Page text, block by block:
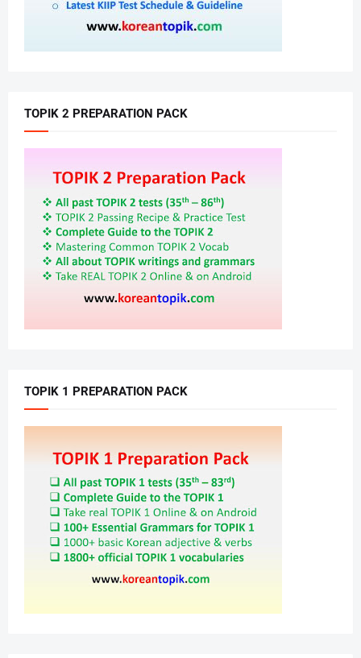
TOPIK 2 PREPARATION PACK
TOPIK 1 PREPARATION PACK